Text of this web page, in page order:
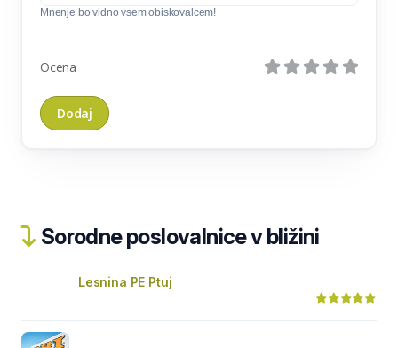
Mnenje bo vidno vsem obiskovalcem!
Ocena
Sorodne poslovalnice v bližini
Lesnina PE Ptuj